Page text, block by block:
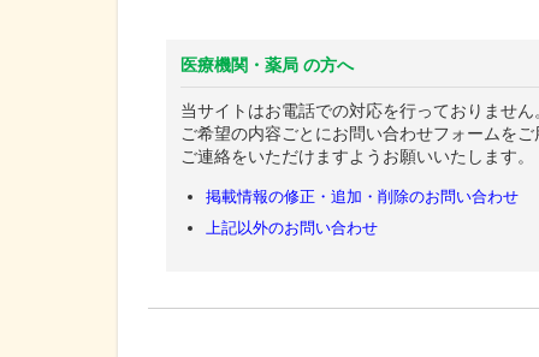
医療機関・薬局 の方へ
当サイトはお電話での対応を行っておりません
ご希望の内容ごとにお問い合わせフォームを
ご連絡をいただけますようお願いいたします。
掲載情報の修正・追加・削除のお問い合わせ
上記以外のお問い合わせ